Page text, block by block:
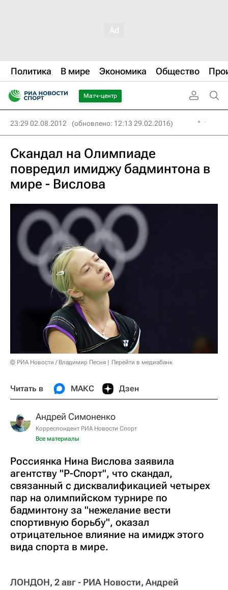
Политика В мире Экономика Общество
Матч-центр
23:29 02.08.2012 (обновлено: 12:13 29.02.2016)
Скандал на Олимпиаде
повредил имиджу бадминтона в
мире - Вислова
© РИА Новости / Владимир Песня Перейти в медиабанк
Читать в МАКС Дзен
Андрей Симоненко
Корреспондент РИА Новости Спорт
Все материалы
Россиянка Нина Вислова заявила
агентству "Р-Спорт", что скандал,
связанный с дисквалификацией четырех
пар на олимпийском турнире по
бадминтону за "нежелание вести
спортивную борьбу", оказал
отрицательное влияние на имидж этого
вида спорта в мире.
ЛОНДОН, 2 авг - РИА Новости, Андрей